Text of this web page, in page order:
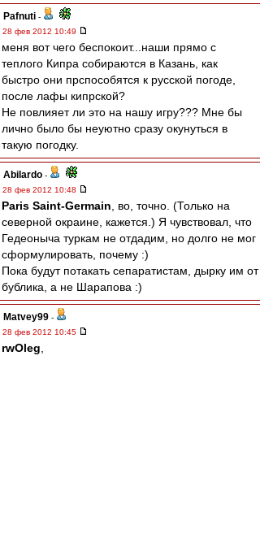
Pafnuti -
28 фев 2012 10:49
меня вот чего беспокоит...наши прямо с
теплого Кипра собираются в Казань, как
быстро они прспособятся к русской погоде,
после лафы кипрской?
Не повлияет ли это на нашу игру??? Мне бы
лично было бы неуютно сразу окунуться в
такую погодку.
Abilardo -
28 фев 2012 10:48
Paris Saint-Germain , во, точно. (Только на
северной окраине, кажется.) Я чувствовал, что
Гедеоныча туркам не отдадим, но долго не мог
сформулировать, почему :)
Пока будут потакать сепаратистам, дырку им от
бублика, а не Шарапова :)
Matvey99 -
28 фев 2012 10:45
rwOleg